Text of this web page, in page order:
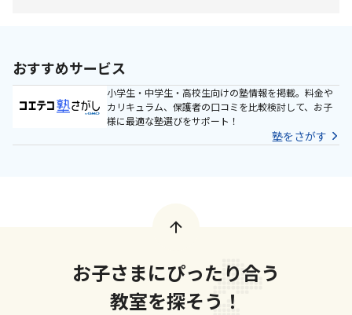
おすすめサービス
小学生・中学生・高校生向けの塾情報を掲載。料金や
カリキュラム、保護者の口コミを比較検討して、お子
様に最適な塾選びをサポート！
塾をさがす
お子さまにぴったり合う
教室を探そう！